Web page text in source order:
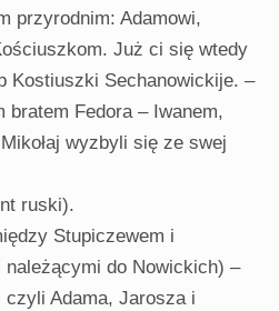
przyrodnim: Adamowi,
Już ci się wtedy
Kostiuszki Sechanowickije. –
bratem Fedora – Iwanem,
wyzbyli się ze swej
ruski).
Stupiczewem i
do Nowickich) –
Adama, Jarosza i